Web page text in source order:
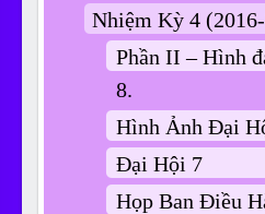
Nhiệm Kỳ 4
Phần II – Hình
8.
Hình Ảnh Đại
Đại Hội 7
Họp Ban Điều